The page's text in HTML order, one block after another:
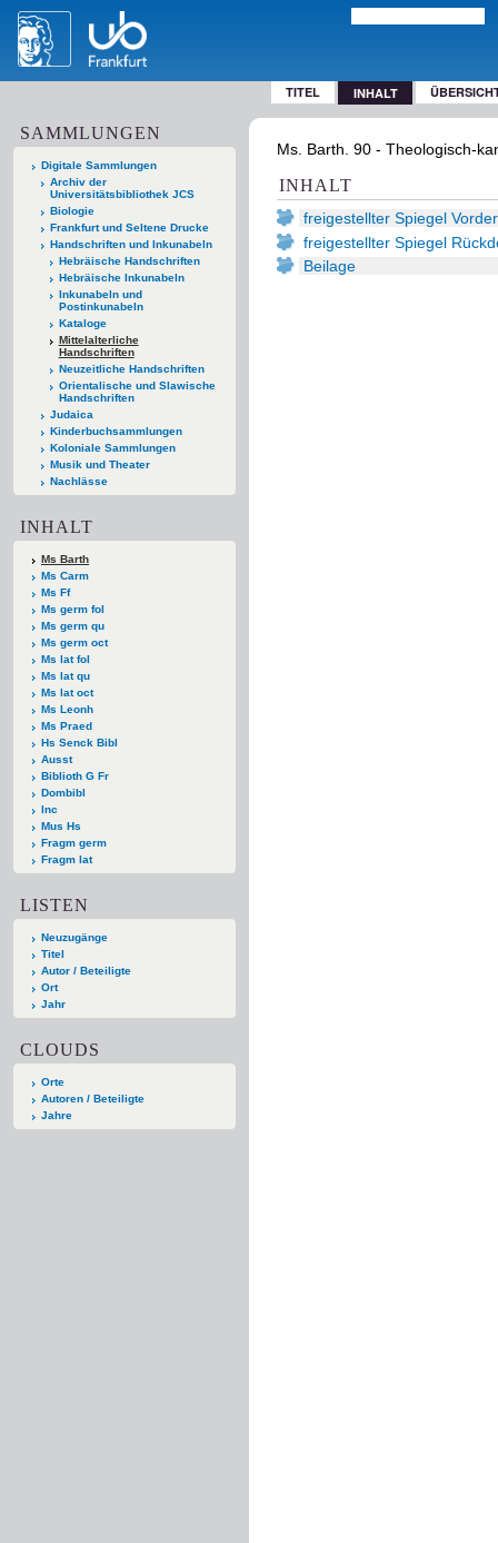
TITEL INHALT
SAMMLUNGEN
Digitale Sammlungen
Archiv der
Universitätsbibliothek JCS
Biologie
Frankfurt und Seltene Drucke
Handschriften und Inkunabeln
Hebräische Handschriften
Hebräische Inkunabeln
Inkunabeln und
Postinkunabeln
Kataloge
Mittelalterliche
Handschriften
Neuzeitliche Handschriften
Orientalische und Slawische
Handschriften
Judaica
Kinderbuchsammlungen
Koloniale Sammlungen
Musik und Theater
Nachlässe
INHALT
Ms Barth
Ms Carm
Ms Ff
Ms germ fol
Ms germ qu
Ms germ oct
Ms lat fol
Ms lat qu
Ms lat oct
Ms Leonh
Ms Praed
Hs Senck Bibl
Ausst
Biblioth G Fr
Dombibl
Inc
Mus Hs
Fragm germ
Fragm lat
LISTEN
Neuzugänge
Titel
Autor / Beteiligte
Ort
Jahr
CLOUDS
Orte
Autoren / Beteiligte
Jahre
Ms. Barth. 90 - Theologisch-
INHALT
freigestellter Spiegel
freigestellter Spiegel
Beilage